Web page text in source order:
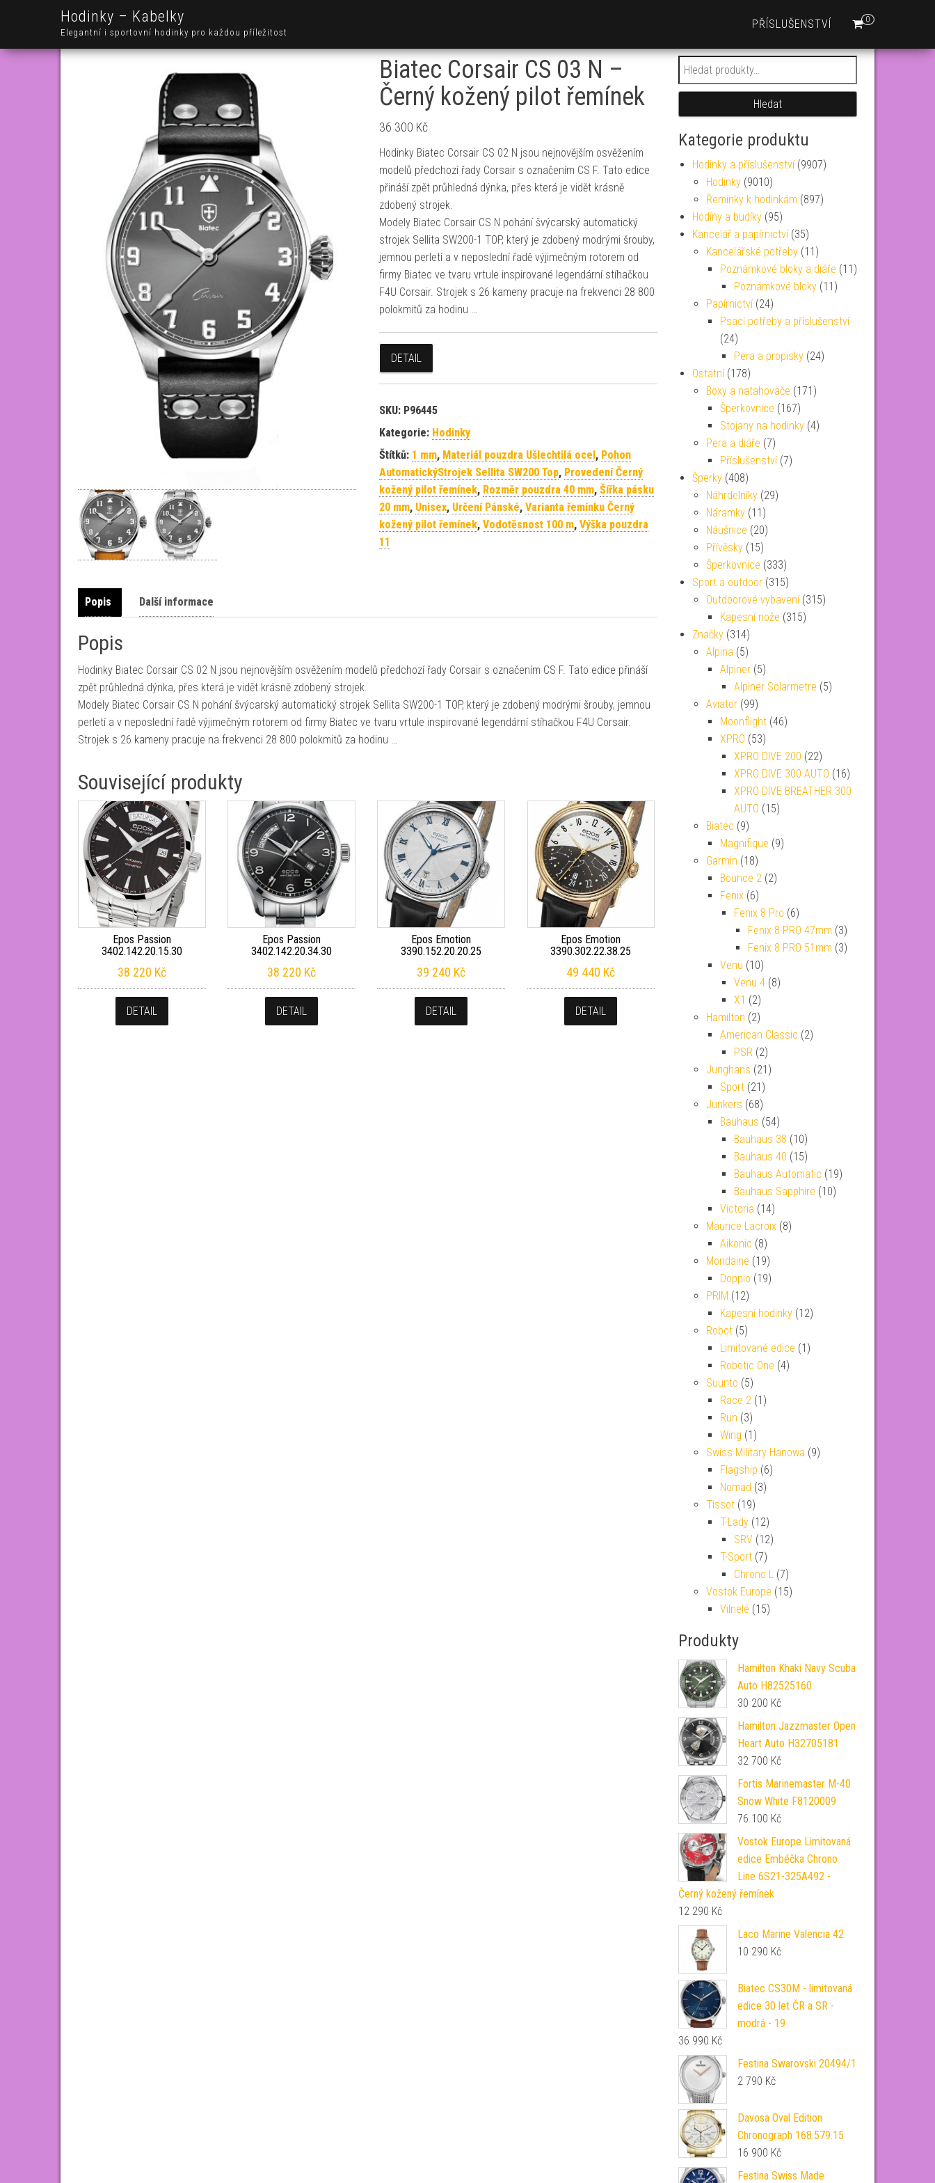
Hodinky – Kabelky
Elegantní i sportovní hodinky pro každou příležitost
0
PŘÍSLUŠENSTVÍ
Biatec Corsair CS 03 N –
Černý kožený pilot řemínek
36 300 Kč
Hodinky Biatec Corsair CS 02 N jsou nejnovějším osvěžením
modelů předchozí řady Corsair s označením CS F. Tato edice
přináší zpět průhledná dýnka, přes která je vidět krásně
zdobený strojek.
Modely Biatec Corsair CS N pohání švýcarský automatický
strojek Sellita SW200-1 TOP, který je zdobený modrými šrouby,
jemnou perletí a v neposlední řadě výjimečným rotorem od
firmy Biatec ve tvaru vrtule inspirované legendární stíhačkou
F4U Corsair. Strojek s 26 kameny pracuje na frekvenci 28 800
polokmitů za hodinu …
DETAIL
SKU: P96445
Kategorie: Hodinky
Štítků: 1 mm, Materiál pouzdra Ušlechtilá ocel, Pohon
AutomatickýStrojek Sellita SW200 Top, Provedení Černý
kožený pilot řemínek, Rozměr pouzdra 40 mm, Šířka pásku
20 mm, Unisex, Určení Pánské, Varianta řemínku Černý
kožený pilot řemínek, Vodotěsnost 100 m, Výška pouzdra
11
Popis Další informace
Popis
Hodinky Biatec Corsair CS 02 N jsou nejnovějším osvěžením modelů předchozí řady Corsair s označením CS F. Tato edice přináší
zpět průhledná dýnka, přes která je vidět krásně zdobený strojek.
Modely Biatec Corsair CS N pohání švýcarský automatický strojek Sellita SW200-1 TOP, který je zdobený modrými šrouby, jemnou
perletí a v neposlední řadě výjimečným rotorem od firmy Biatec ve tvaru vrtule inspirované legendární stíhačkou F4U Corsair.
Strojek s 26 kameny pracuje na frekvenci 28 800 polokmitů za hodinu …
Související produkty
Epos Passion
3402.142.20.15.30
38 220 Kč
DETAIL
Epos Passion
3402.142.20.34.30
38 220 Kč
DETAIL
Epos Emotion
3390.152.20.20.25
39 240 Kč
DETAIL
Epos Emotion
3390.302.22.38.25
49 440 Kč
DETAIL
Hledat:
Hledat
Kategorie produktu
Hodinky a příslušenství (9907)
Hodinky (9010)
Řemínky k hodinkám (897)
Hodiny a budíky (95)
Kancelář a papírnictví (35)
Kancelářské potřeby (11)
Poznámkové bloky a diáře (11)
Poznámkové bloky (11)
Papírnictví (24)
Psací potřeby a příslušenství
(24)
Pera a propisky (24)
Ostatní (178)
Boxy a natahovače (171)
Šperkovnice (167)
Stojany na hodinky (4)
Pera a diáře (7)
Příslušenství (7)
Šperky (408)
Náhrdelníky (29)
Náramky (11)
Náušnice (20)
Přívěsky (15)
Šperkovnice (333)
Sport a outdoor (315)
Outdoorové vybavení (315)
Kapesní nože (315)
Značky (314)
Alpina (5)
Alpiner (5)
Alpiner Solarmetre (5)
Aviator (99)
Moonflight (46)
XPRO (53)
XPRO DIVE 200 (22)
XPRO DIVE 300 AUTO (16)
XPRO DIVE BREATHER 300
AUTO (15)
Biatec (9)
Magnifique (9)
Garmin (18)
Bounce 2 (2)
Fenix (6)
Fenix 8 Pro (6)
Fenix 8 PRO 47mm (3)
Fenix 8 PRO 51mm (3)
Venu (10)
Venu 4 (8)
X1 (2)
Hamilton (2)
American Classic (2)
PSR (2)
Junghans (21)
Sport (21)
Junkers (68)
Bauhaus (54)
Bauhaus 38 (10)
Bauhaus 40 (15)
Bauhaus Automatic (19)
Bauhaus Sapphire (10)
Victoria (14)
Maurice Lacroix (8)
Aikonic (8)
Mondaine (19)
Doppio (19)
PRIM (12)
Kapesní hodinky (12)
Robot (5)
Limitované edice (1)
Robotic One (4)
Suunto (5)
Race 2 (1)
Run (3)
Wing (1)
Swiss Military Hanowa (9)
Flagship (6)
Nomad (3)
Tissot (19)
T-Lady (12)
SRV (12)
T-Sport (7)
Chrono L (7)
Vostok Europe (15)
Vilnelé (15)
Produkty
Hamilton Khaki Navy Scuba
Auto H82525160
30 200 Kč
Hamilton Jazzmaster Open
Heart Auto H32705181
32 700 Kč
Fortis Marinemaster M-40
Snow White F8120009
76 100 Kč
Vostok Europe Limitovaná
edice Embéčka Chrono
Line 6S21-325A492 -
Černý kožený řemínek
12 290 Kč
Laco Marine Valencia 42
10 290 Kč
Biatec CS30M - limitovaná
edice 30 let ČR a SR -
modrá - 19
36 990 Kč
Festina Swarovski 20494/1
2 790 Kč
Davosa Oval Edition
Chronograph 168.579.15
16 900 Kč
Festina Swiss Made